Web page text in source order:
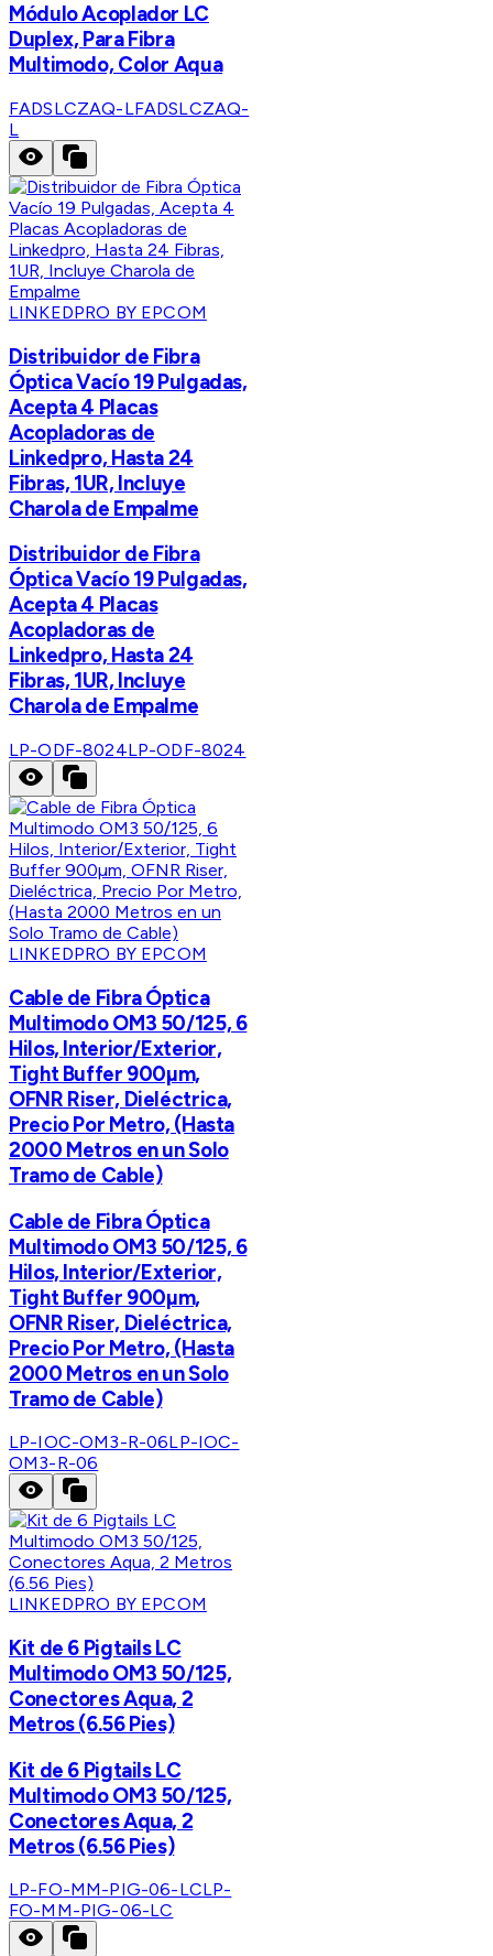
Módulo Acoplador LC
Duplex, Para Fibra
Multimodo, Color Aqua
FADSLCZAQ-LFADSLCZAQ-
L
LINKEDPRO BY EPCOM
Distribuidor de Fibra
Óptica Vacío 19 Pulgadas,
Acepta 4 Placas
Acopladoras de
Linkedpro, Hasta 24
Fibras, 1UR, Incluye
Charola de Empalme
Distribuidor de Fibra
Óptica Vacío 19 Pulgadas,
Acepta 4 Placas
Acopladoras de
Linkedpro, Hasta 24
Fibras, 1UR, Incluye
Charola de Empalme
LP-ODF-8024LP-ODF-8024
LINKEDPRO BY EPCOM
Cable de Fibra Óptica
Multimodo OM3 50/125, 6
Hilos, Interior/Exterior,
Tight Buffer 900µm,
OFNR Riser, Dieléctrica,
Precio Por Metro, (Hasta
2000 Metros en un Solo
Tramo de Cable)
Cable de Fibra Óptica
Multimodo OM3 50/125, 6
Hilos, Interior/Exterior,
Tight Buffer 900µm,
OFNR Riser, Dieléctrica,
Precio Por Metro, (Hasta
2000 Metros en un Solo
Tramo de Cable)
LP-IOC-OM3-R-06LP-IOC-
OM3-R-06
LINKEDPRO BY EPCOM
Kit de 6 Pigtails LC
Multimodo OM3 50/125,
Conectores Aqua, 2
Metros (6.56 Pies)
Kit de 6 Pigtails LC
Multimodo OM3 50/125,
Conectores Aqua, 2
Metros (6.56 Pies)
LP-FO-MM-PIG-06-LCLP-
FO-MM-PIG-06-LC